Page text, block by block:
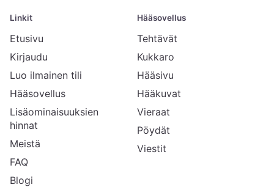
Linkit
Etusivu
Kirjaudu
Luo ilmainen tili
Hääsovellus
Lisäominaisuuksien
hinnat
Meistä
FAQ
Blogi
Hääsovellus
Tehtävät
Kukkaro
Hääsivu
Hääkuvat
Vieraat
Pöydät
Viestit